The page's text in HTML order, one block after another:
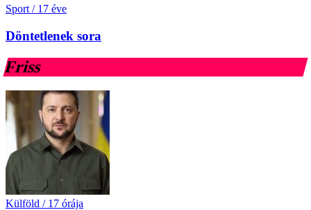
Sport / 17 éve
Döntetlenek sora
Friss
Külföld / 17 órája